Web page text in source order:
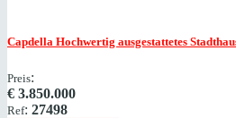
Capdella Hochwertig ausgestattetes
Preis:
€ 3.850.000
Ref: 27498